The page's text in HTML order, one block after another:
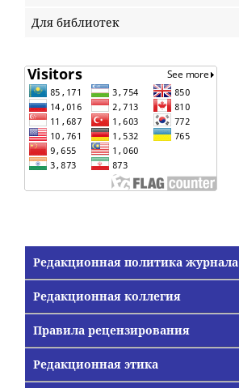
Для библиотек
Редакционная политика журнала
Редакционная коллегия
Правила рецензирования
Редакционная этика